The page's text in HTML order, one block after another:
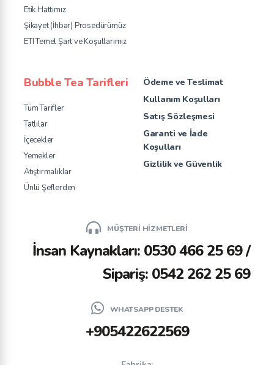
Etik Hattımız
Şikayet (İhbar) Prosedürümüz
ETI Temel Şart ve Koşullarımız
Bubble Tea Tarifleri
Tüm Tarifler
Tatlılar
İçecekler
Yemekler
Atıştırmalıklar
Ünlü Şeflerden
Ödeme ve Teslimat
Kullanım Koşulları
Satış Sözleşmesi
Garanti ve İade
Koşulları
Gizlilik ve Güvenlik
MÜŞTERİ HİZMETLERİ
İnsan Kaynakları: 0530 466 25 69 /
Sipariş: 0542 262 25 69
WHATSAPP DESTEK
+905422622569